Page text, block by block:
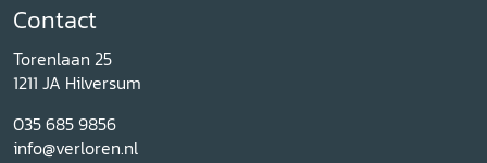
Contact
Torenlaan 25
1211 JA Hilversum
035 685 9856
info@verloren.nl